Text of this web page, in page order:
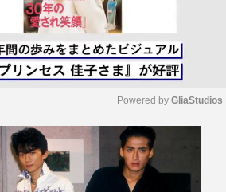
Powered by GliaStudios